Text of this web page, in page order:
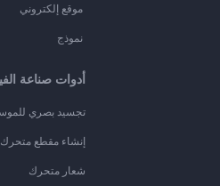
موقع إلكتروني
نموذج
أدوات صناعة
تجسيد بصري
إنشاء مقطع متحرك
شعار متحرك